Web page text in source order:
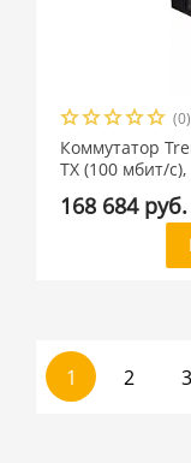
(0)
Коммутатор
TX (100 мбит/
168 684 руб.
1 2 3